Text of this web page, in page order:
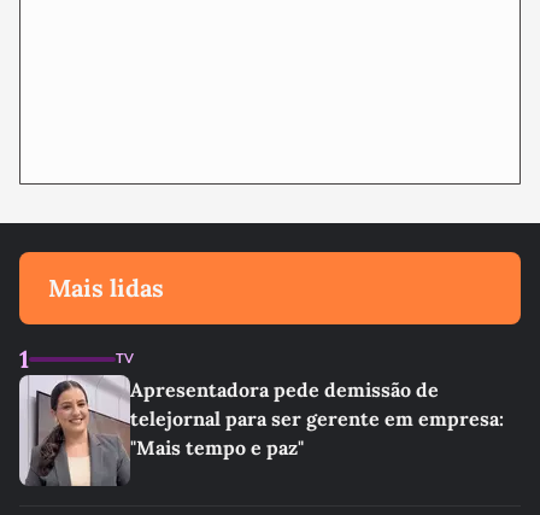
Mais lidas
1 TV
Apresentadora pede demissão de
telejornal para ser gerente em empresa:
"Mais tempo e paz"